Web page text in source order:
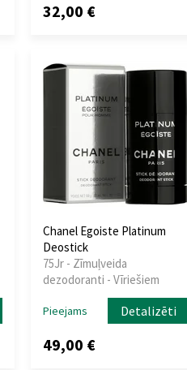
32,00 €
Chanel Egoiste Platinum
Deostick
75Jr - Zīmuļveida
dezodoranti - Vīriešiem
Pieejams Detalizēti
49,00 €